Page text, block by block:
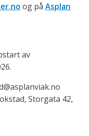
og påAsplan
av
Storgata 42,